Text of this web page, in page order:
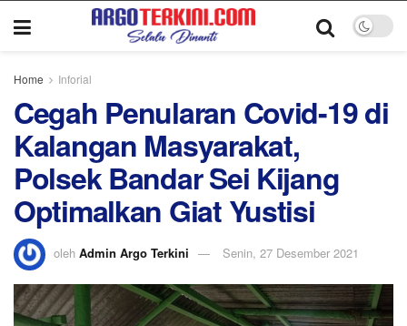
Home Inforial
Cegah Penularan Covid-19 di
Kalangan Masyarakat,
Polsek Bandar Sei Kijang
Optimalkan Giat Yustisi
oleh Admin Argo Terkini Senin, 27 Desember 2021